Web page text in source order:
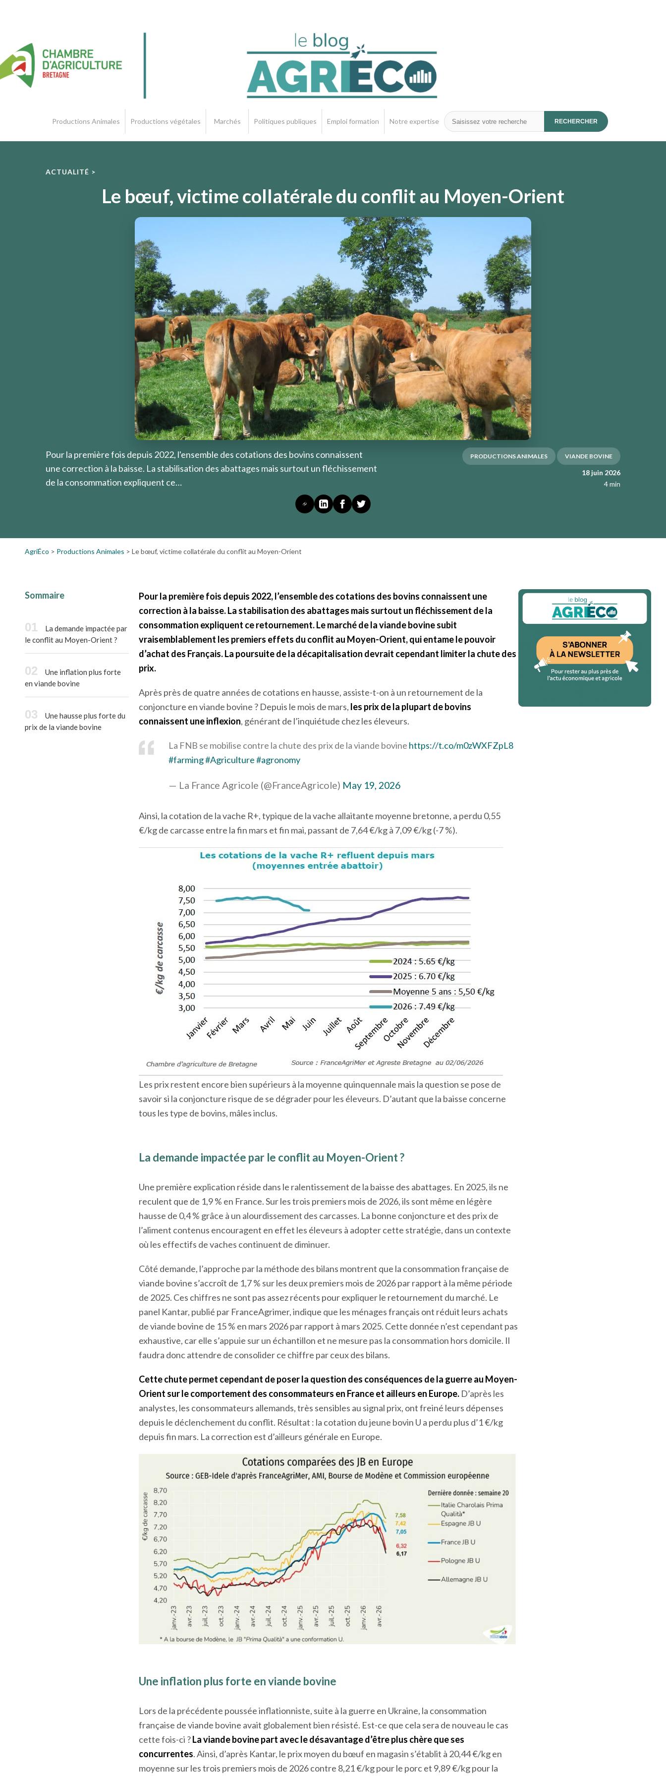
Productions Animales Productions végétales Marchés Politiques publiques Emploi formation Notre expertise
Rechercher
RECHERCHER
ACTUALITÉ >
Le bœuf, victime collatérale du conflit au Moyen-Orient
Pour la première fois depuis 2022, l'ensemble des cotations des bovins connaissent
une correction à la baisse. La stabilisation des abattages mais surtout un fléchissement
de la consommation expliquent ce…
PRODUCTIONS ANIMALES VIANDE BOVINE
18 juin 2026
4 min
AgriÉco > Productions Animales > Le bœuf, victime collatérale du conflit au Moyen-Orient
Sommaire
La demande impactée par
le conflit au Moyen-Orient ?
Une inflation plus forte
en viande bovine
Une hausse plus forte du
prix de la viande bovine
Pour la première fois depuis 2022, l’ensemble des cotations des bovins connaissent une
correction à la baisse. La stabilisation des abattages mais surtout un fléchissement de la
consommation expliquent ce retournement. Le marché de la viande bovine subit
vraisemblablement les premiers effets du conflit au Moyen-Orient, qui entame le pouvoir
d’achat des Français. La poursuite de la décapitalisation devrait cependant limiter la chute des
prix.
Après près de quatre années de cotations en hausse, assiste-t-on à un retournement de la
conjoncture en viande bovine ? Depuis le mois de mars, les prix de la plupart de bovins
connaissent une inflexion, générant de l’inquiétude chez les éleveurs.
La FNB se mobilise contre la chute des prix de la viande bovine https://t.co/m0zWXFZpL8
#farming#Agriculture#agronomy
— La France Agricole (@FranceAgricole) May 19, 2026
Ainsi, la cotation de la vache R+, typique de la vache allaitante moyenne bretonne, a perdu 0,55
€/kg de carcasse entre la fin mars et fin mai, passant de 7,64 €/kg à 7,09 €/kg (-7 %).
Les prix restent encore bien supérieurs à la moyenne quinquennale mais la question se pose de
savoir si la conjoncture risque de se dégrader pour les éleveurs. D’autant que la baisse concerne
tous les type de bovins, mâles inclus.
La demande impactée par le conflit au Moyen-Orient ?
Une première explication réside dans le ralentissement de la baisse des abattages. En 2025, ils ne
reculent que de 1,9 % en France. Sur les trois premiers mois de 2026, ils sont même en légère
hausse de 0,4 % grâce à un alourdissement des carcasses. La bonne conjoncture et des prix de
l’aliment contenus encouragent en effet les éleveurs à adopter cette stratégie, dans un contexte
où les effectifs de vaches continuent de diminuer.
Côté demande, l’approche par la méthode des bilans montrent que la consommation française de
viande bovine s’accroît de 1,7 % sur les deux premiers mois de 2026 par rapport à la même période
de 2025. Ces chiffres ne sont pas assez récents pour expliquer le retournement du marché. Le
panel Kantar, publié par FranceAgrimer, indique que les ménages français ont réduit leurs achats
de viande bovine de 15 % en mars 2026 par rapport à mars 2025. Cette donnée n’est cependant pas
exhaustive, car elle s’appuie sur un échantillon et ne mesure pas la consommation hors domicile. Il
faudra donc attendre de consolider ce chiffre par ceux des bilans.
Cette chute permet cependant de poser la question des conséquences de la guerre au Moyen-
Orient sur le comportement des consommateurs en France et ailleurs en Europe. D’après les
analystes, les consommateurs allemands, très sensibles au signal prix, ont freiné leurs dépenses
depuis le déclenchement du conflit. Résultat : la cotation du jeune bovin U a perdu plus d’1 €/kg
depuis fin mars. La correction est d’ailleurs générale en Europe.
Une inflation plus forte en viande bovine
Lors de la précédente poussée inflationniste, suite à la guerre en Ukraine, la consommation
française de viande bovine avait globalement bien résisté. Est-ce que cela sera de nouveau le cas
cette fois-ci ?La viande bovine part avec le désavantage d’être plus chère que ses
concurrentes. Ainsi, d’après Kantar, le prix moyen du bœuf en magasin s’établit à 20,44 €/kg en
moyenne sur les trois premiers mois de 2026 contre 8,21 €/kg pour le porc et 9,89 €/kg pour la